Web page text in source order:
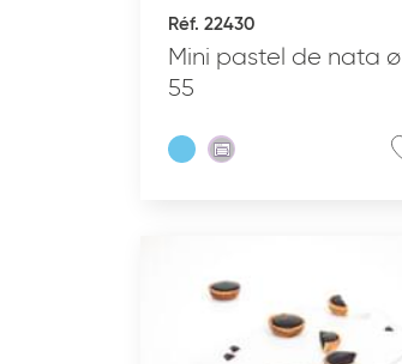
Effacer les critères
Réf. 22430
Mini pastel de nata ø
55